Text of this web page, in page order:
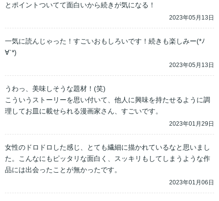
とポイントついてて面白いから続きが気になる！
2023年05月13日
一気に読んじゃった！すごいおもしろいです！続きも楽しみー(*ﾉ
∀`*)
2023年05月13日
うわっ、美味しそうな題材！(笑)
こういうストーリーを思い付いて、他人に興味を持たせるように調
理してお皿に載せられる漫画家さん、すごいです。
2023年01月29日
女性のドロドロした感じ、とても繊細に描かれているなと思いまし
た。こんなにもピッタリな面白く、スッキリもしてしまうような作
品には出会ったことが無かったです。
2023年01月06日